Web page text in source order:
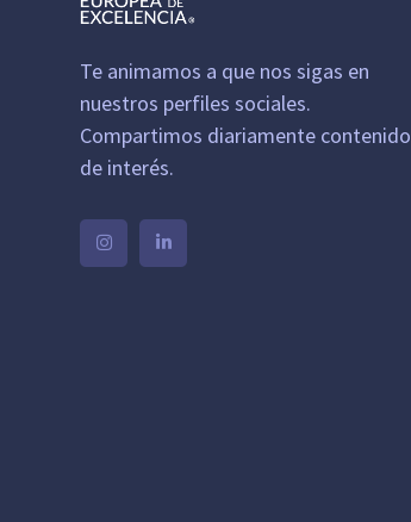
Te animamos a que nos sigas en
nuestros perfiles sociales.
Compartimos diariamente contenido
de interés.